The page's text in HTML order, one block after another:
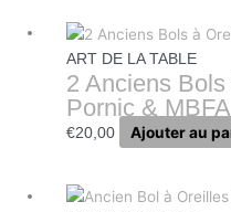
ART DE LA TABLE
2 Anciens
Pornic & MBFA
€20,00 Ajouter au